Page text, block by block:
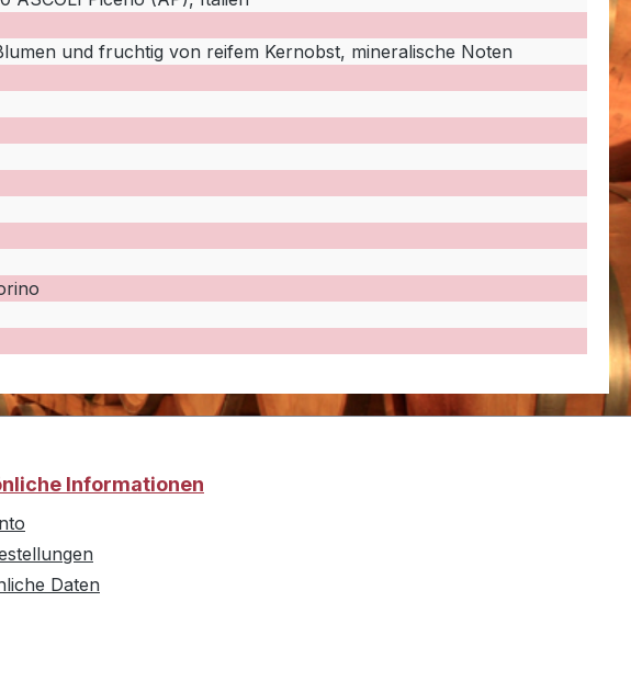
und fruchtig von reifem Kernobst, mineralische Noten
Informationen
Daten